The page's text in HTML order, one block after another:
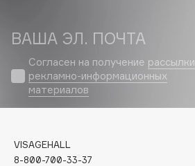
Celimax
Cettua
Chupa Chups
Clarette
Clinique
ВАША ЭЛ. ПОЧТА
Согласен на получение рассылки
рекламно-информационных
материалов
VISAGEHALL
8-800-700-33-37